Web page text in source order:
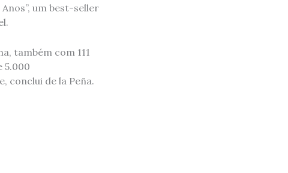
um best-seller
​​também com 111
5.000
conclui de la Peña.